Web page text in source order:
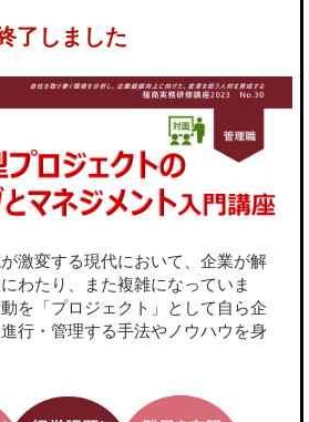
了しました
激変する現代において、企業が解
わたり、また複雑になっていま
を「プロジェクト」として自ら企
行・管理する手法やノウハウを身